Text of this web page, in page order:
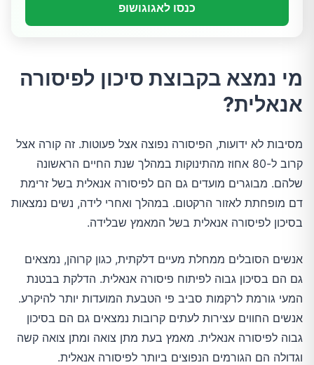
כנסו לאגוגושופ
מי נמצא בקבוצת סיכון לפיסורה
אנאלית?
מסיבות לא ידועות, הפיסורה נפוצה אצל פעוטות. זה קורה אצל
קרוב ל-80 אחוז מהתינוקות במהלך שנת החיים הראשונה
שלהם. מבוגרים מועדים גם הם לפיסורה אנאלית בשל זרימת
דם מופחתת לאזור הרקטום. במהלך ואחרי לידה, נשים נמצאות
בסיכון לפיסורה אנאלית בשל המאמץ שבלידה.
אנשים הסובלים ממחלת מעיים דלקתית, כגון קרוהן, נמצאים
גם הם בסיכון גבוה לפיתוח פיסורה אנאלית. הדלקת בבטנת
המעי גורמת לרקמות סביב פי הטבעת המועדות יותר להיקרע.
אנשים החווים עצירות לעתים קרובות נמצאים גם הם בסיכון
גבוה לפיסורה אנאלית. מאמץ בעת מתן צואה ומתן צואה קשה
וגדולה הם הגורמים הנפוצים ביותר לפיסורה אנאלית.